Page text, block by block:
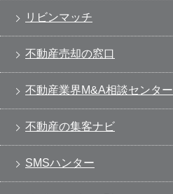
リビンマッチ
不動産売却の窓口
不動産業界M&A相談センター
不動産の集客ナビ
SMSハンター